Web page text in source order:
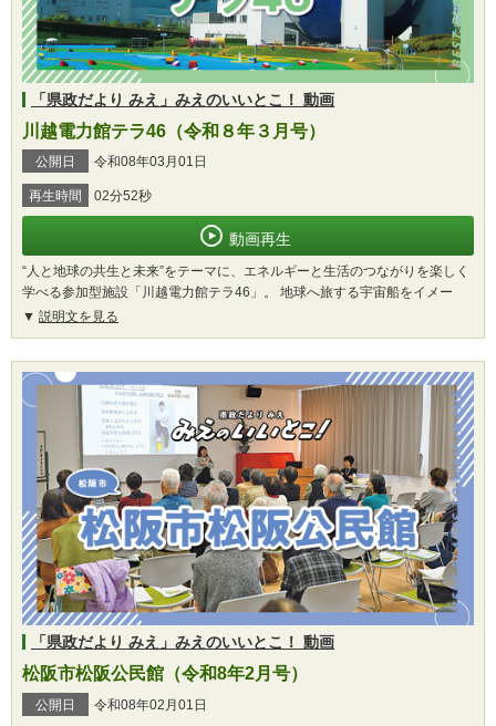
「県政だより みえ」みえのいいとこ！ 動画
川越電力館テラ46（令和８年３月号）
公開日 令和08年03月01日
再生時間 02分52秒
動画再生
“人と地球の共生と未来”をテーマに、エネルギーと生活のつながりを楽しく
学べる参加型施設「川越電力館テラ46」。 地球へ旅する宇宙船をイメー
説明文を見る
「県政だより みえ」みえのいいとこ！ 動画
松阪市松阪公民館（令和8年2月号）
公開日 令和08年02月01日